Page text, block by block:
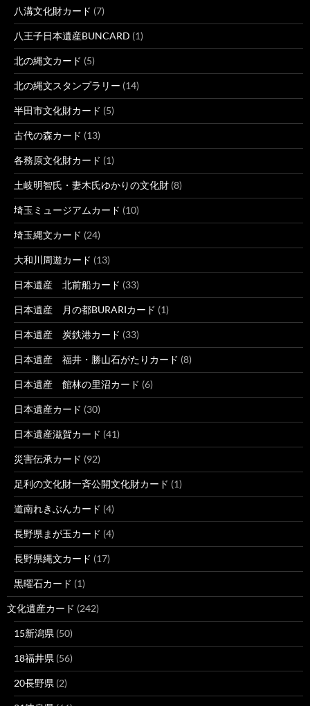
八溝文化財カード (7)
八王子日本遺産BUNCARD (1)
北の縄文カード (5)
北の縄文スタンプラリー (14)
半田市文化財カード (5)
古代の森カード (13)
各務原文化財カード (1)
土岐明智氏・妻木氏ゆかりの文化財 (8)
埼玉ミュージアムカード (10)
埼玉縄文カード (24)
大和川周遊カード (13)
日本遺産 北前船カード (33)
日本遺産 月の都BURARIカード (1)
日本遺産 炭鉄港カード (33)
日本遺産 福井・勝山石がたりカード (8)
日本遺産 館林の里沼カード (6)
日本遺産カード (30)
日本遺産滋賀カード (41)
災害伝承カード (92)
足利の文化財一斉公開文化財カード (1)
道南れきぶんカード (4)
長野県まが玉カード (4)
長野県縄文カード (17)
黒曜石カード (1)
文化遺産カード (242)
15新潟県 (50)
18福井県 (56)
20長野県 (2)